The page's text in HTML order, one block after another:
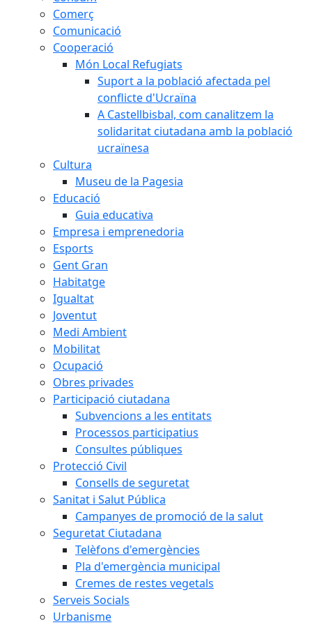
Comerç
Comunicació
Cooperació
Món Local Refugiats
Suport a la població afectada pel
conflicte d'Ucraïna
A Castellbisbal, com canalitzem la
solidaritat ciutadana amb la població
ucraïnesa
Cultura
Museu de la Pagesia
Educació
Guia educativa
Empresa i emprenedoria
Esports
Gent Gran
Habitatge
Igualtat
Joventut
Medi Ambient
Mobilitat
Ocupació
Obres privades
Participació ciutadana
Subvencions a les entitats
Processos participatius
Consultes públiques
Protecció Civil
Consells de seguretat
Sanitat i Salut Pública
Campanyes de promoció de la salut
Seguretat Ciutadana
Telèfons d'emergències
Pla d'emergència municipal
Cremes de restes vegetals
Serveis Socials
Urbanisme